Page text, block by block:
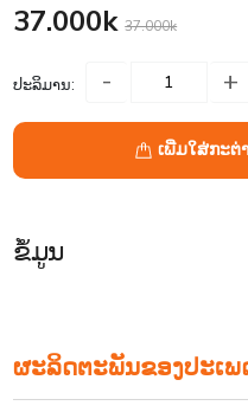
37.000k37.000k
ປະລິມານ: - +
ເພີ່ມໃສ່ກະຕ່
ຂໍ້ມູນ
ຜະລິດຕະພັນຂອງປະເ